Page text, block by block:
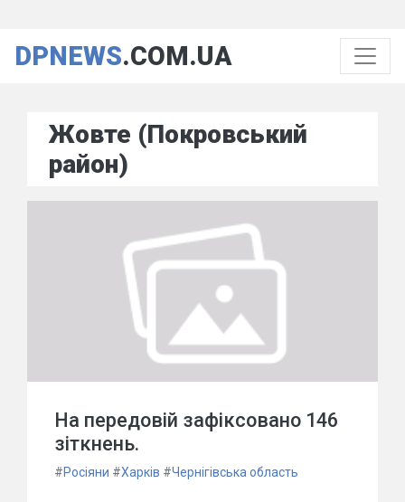
DPNEWS.COM.UA
Жовте (Покровський
район)
На передовій зафіксовано 146
зіткнень.
#Росіяни #Харків #Чернігівська область